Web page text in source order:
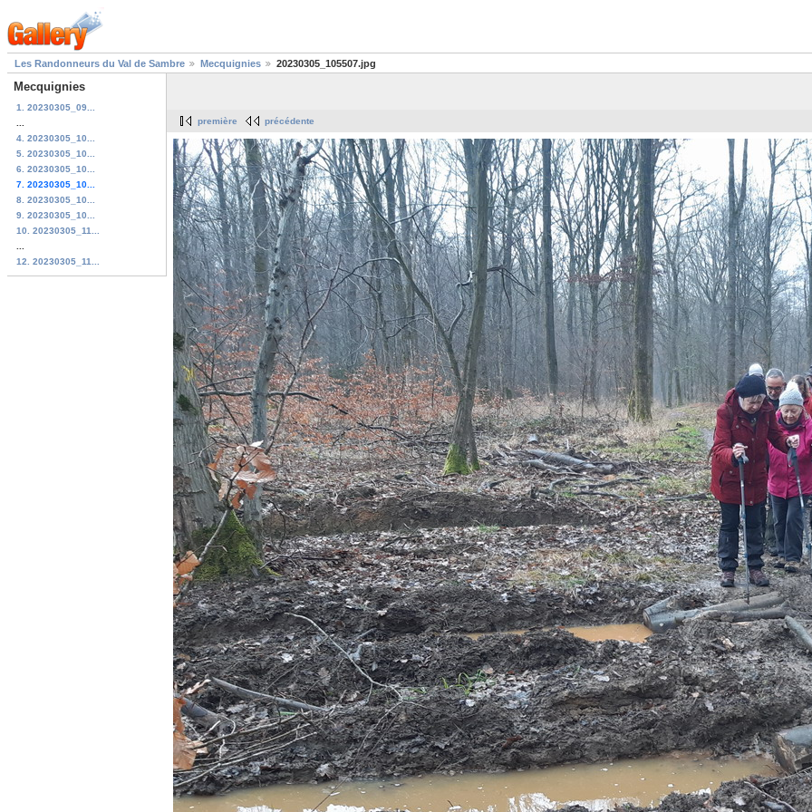
Les Randonneurs du Val de Sambre Mecquignies 20230305_105507.jpg
Mecquignies
1. 20230305_09...
4. 20230305_10...
5. 20230305_10...
6. 20230305_10...
7. 20230305_10...
8. 20230305_10...
9. 20230305_10...
10. 20230305_11...
12. 20230305_11...
première précédente